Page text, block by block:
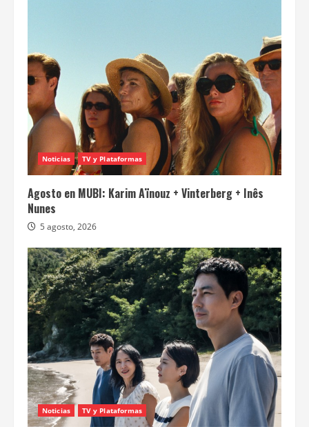
Noticias TV y Plataformas
Agosto en MUBI: Karim Aïnouz + Vinterberg + Inês
Nunes
5 agosto, 2026
Noticias TV y Plataformas